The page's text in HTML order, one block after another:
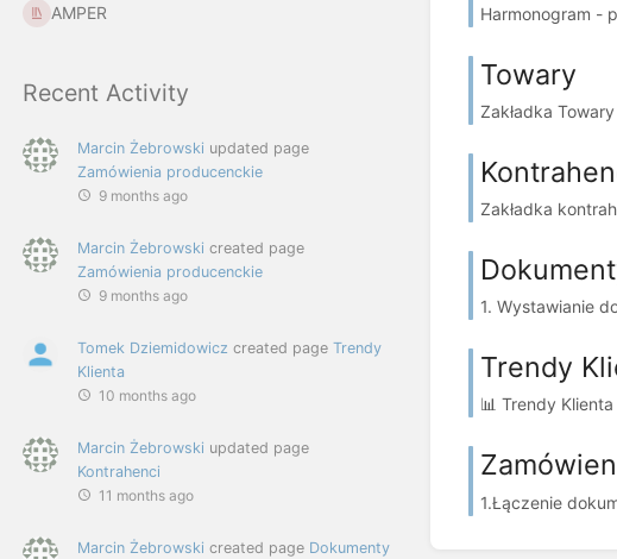
AMPER
Recent Activity
Marcin Żebrowski updated page
Zamówienia producenckie
9 months ago
Marcin Żebrowski created page
Zamówienia producenckie
9 months ago
Tomek Dziemidowicz created page Trendy
Klienta
10 months ago
Marcin Żebrowski updated page
Kontrahenci
11 months ago
Marcin Żebrowski created page Dokumenty
Harmonogram -
Towary
Zakładka
Zakładka
1. Wystawianie
Trendy
📊 Trendy Klienta
1.Łączenie